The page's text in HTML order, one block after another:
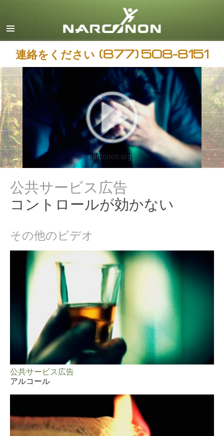
すべての地域/言語
連絡をください (877) 508-8151
公共サービス広告
コントロールが効かない
その他のビデオ
公共サービス広告
アルコール